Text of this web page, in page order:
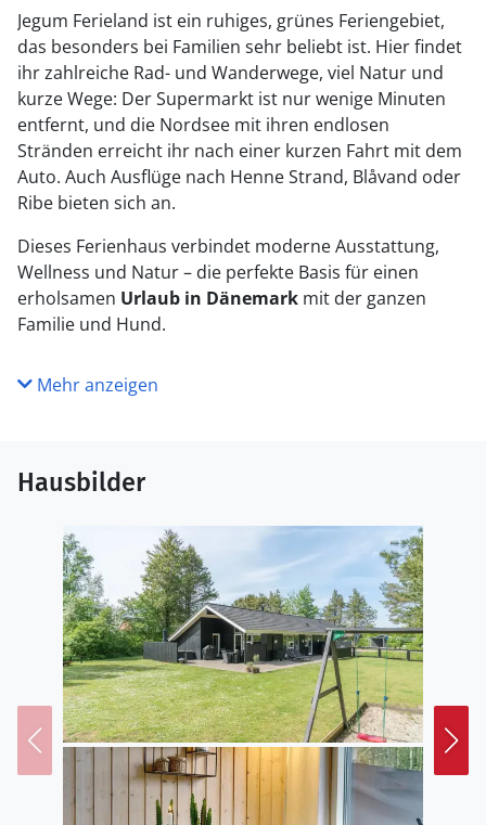
Jegum Ferieland ist ein ruhiges, grünes Feriengebiet,
das besonders bei Familien sehr beliebt ist. Hier findet
ihr zahlreiche Rad- und Wanderwege, viel Natur und
kurze Wege: Der Supermarkt ist nur wenige Minuten
entfernt, und die Nordsee mit ihren endlosen
Stränden erreicht ihr nach einer kurzen Fahrt mit dem
Auto. Auch Ausflüge nach Henne Strand, Blåvand oder
Ribe bieten sich an.
Dieses Ferienhaus verbindet moderne Ausstattung,
Wellness und Natur – die perfekte Basis für einen
erholsamen Urlaub in Dänemark mit der ganzen
Familie und Hund.
Mehr anzeigen
Hausbilder